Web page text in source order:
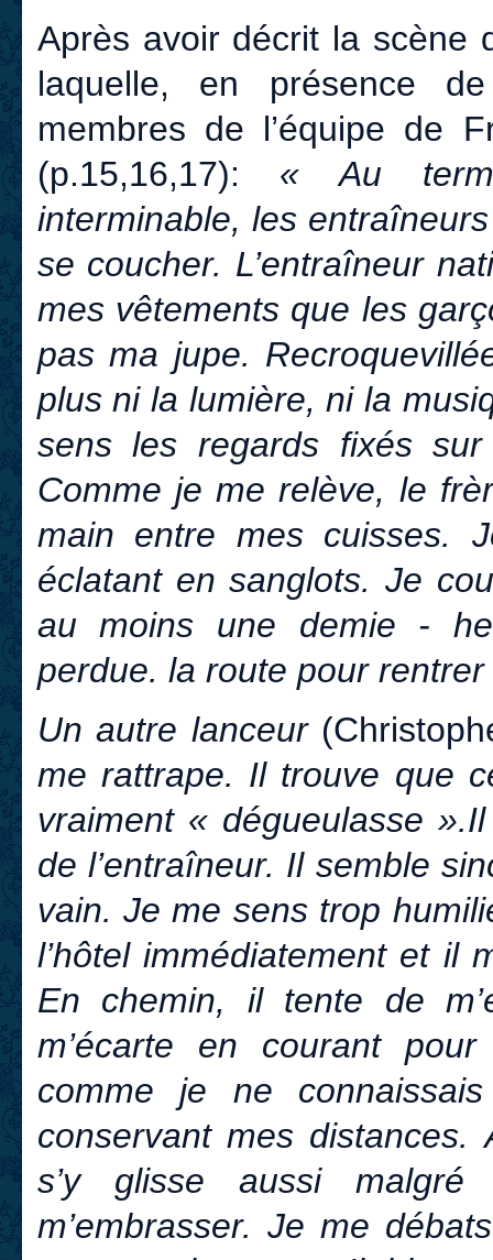
Après avoir décrit la scène
laquelle, en présence de
membres de l’équipe de
(p.15,16,17): « Au
interminable, les
se coucher. L’entraîneur
mes vêtements que les
pas ma jupe.
plus ni la lumière, ni la
sens les regards fixés
Comme je me relève, le
main entre mes cuisses.
éclatant en sanglots. Je
au moins une demie -
perdue. la route pour rentrer
Un autre lanceur
me rattrape. Il trouve que
vraiment « dégueulasse ».Il
de l’entraîneur. Il semble
vain. Je me sens trop
l’hôtel immédiatement et il
En chemin, il tente de
m’écarte en courant
comme je ne
conservant mes distances.
s’y glisse aussi
m’embrasser. Je me